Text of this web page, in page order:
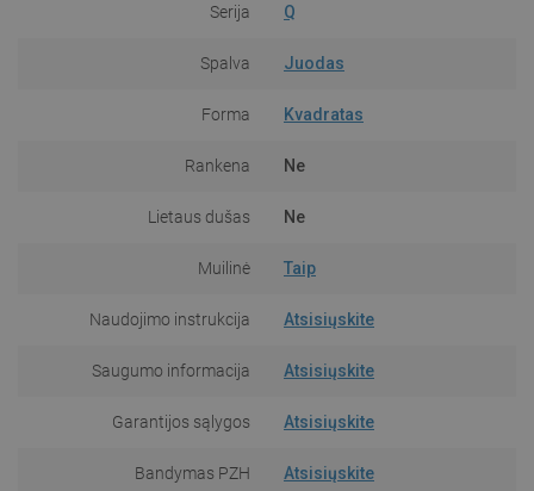
Serija Q
Spalva Juodas
Forma Kvadratas
Rankena Ne
Lietaus dušas Ne
Muilinė Taip
Naudojimo instrukcija Atsisiųskite
Saugumo informacija Atsisiųskite
Garantijos sąlygos Atsisiųskite
Bandymas PZH Atsisiųskite